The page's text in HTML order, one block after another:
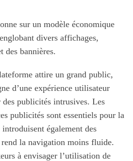
sur un modèle économique
divers affichages,
des bannières.
attire un grand public,
d’une expérience utilisateur
des publicités intrusives. Les
publicités sont essentiels pour la
également des
la navigation moins fluide.
à envisager l’utilisation de